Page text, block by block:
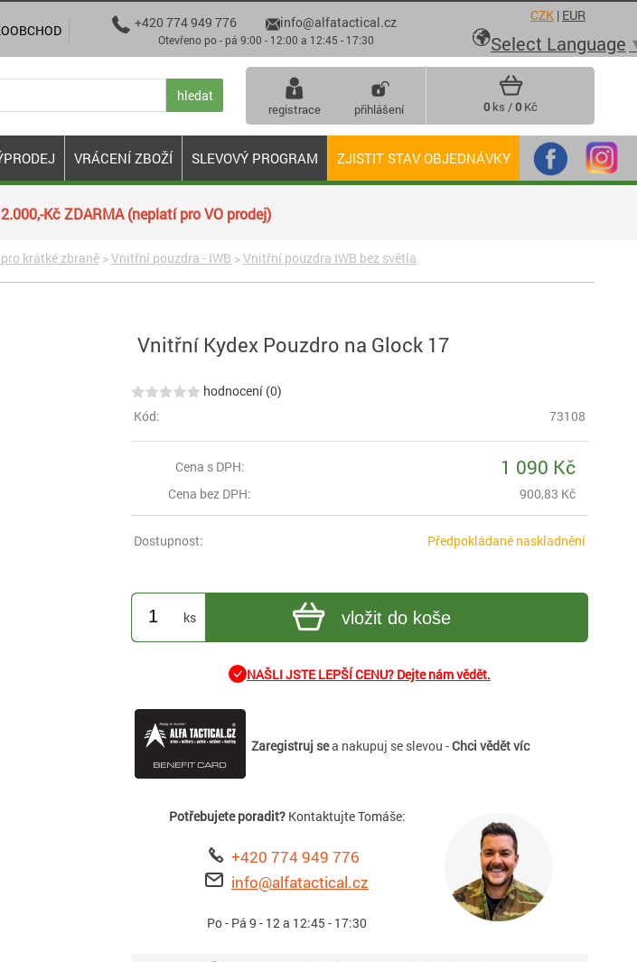
Kč ZDARMA (neplatí pro VO prodej)
krátké zbraně >Vnitřní pouzdra - IWB >Vnitřní pouzdra IWB bez světla
Vnitřní Kydex Pouzdro na Glock 17
hodnocení (0)
Kód:
73108
Cena s DPH: 1 090 Kč
Cena bez DPH: 900,83 Kč
Dostupnost: Předpokládané naskladnění
ks vložit do koše
NAŠLI JSTE LEPŠÍ CENU? Dejte nám vědět.
Zaregistruj sea nakupuj se slevou -Chci vědět víc
Potřebujete poradit?Kontaktujte Tomáše:
+420 774 949 776
info@alfatactical.cz
Po - Pá 9 - 12 a 12:45 - 17:30
VRÁCENÍ ZBOŽÍ SLEVOVÝ PROGRAM ZJISTIT STAV OBJEDNÁVKY
hledat
registrace přihlášení 0 ks /0 Kč
 +420 774 949 776info@alfatactical.cz
Otevřeno po - pá 9:00 - 12:00 a 12:45 - 17:30
CZK | EUR
Select Language